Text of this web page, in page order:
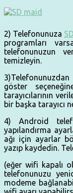
2) Telefonunuza
programları
telefonunuzun
temizleyin.
göster
tarayıcılarının
bir başka tarayıcı
4) Android
yapılandırma
ağı için ayarlar
yazıp kaydedin.
(eğer wifi kapalı
telefonunuzu
modeme